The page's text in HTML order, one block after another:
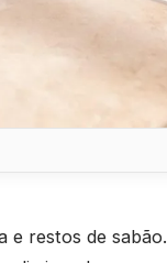
e restos de sabão.